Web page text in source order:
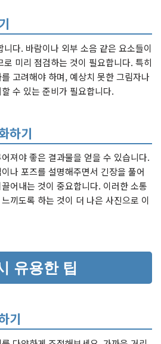
다. 바람이나 외부 소음 같은 요소들이
미리 점검하는 것이 필요합니다. 특히
고려해야 하며, 예상치 못한 그림자나
수 있는 준비가 필요합니다.
하기
져야 좋은 결과물을 얻을 수 있습니다.
나 포즈를 설명해주면서 긴장을 풀어
어내는 것이 중요합니다. 이러한 소통
끼도록 하는 것이 더 나은 사진으로 이
유용한 팁
기